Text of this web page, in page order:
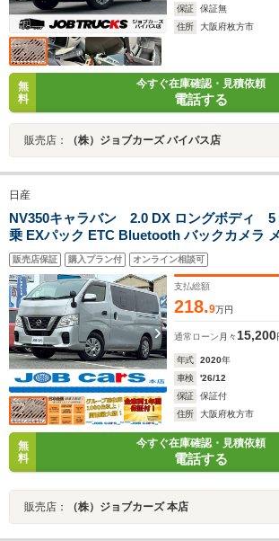
保証
保証無
住所
大阪府枚方市
無
料
今すぐ在庫確認・見積依頼
電話する
販売店： （株）ジョブカーズ バイパス店
日産
NV350キャラバン 2.0 DX ロングボディ 5
乗 EXパック ETC Bluetooth バックカメラ
フルセグ 衝突被害軽減システム 両側スライ
スエントリー 電動格納ミラー 5AT CD ABS
ブレコーダー パワーウィンドウ
販売店保証 購入プラン付 オンライン相談可
支払総額
218.9万円
通常ローン 月々 15,200
年式 2020年
車検
'26/12
保証
保証付
住所
大阪府枚方市
無
料
今すぐ在庫確認・見積依頼
電話する
販売店： （株）ジョブカーズ 本店